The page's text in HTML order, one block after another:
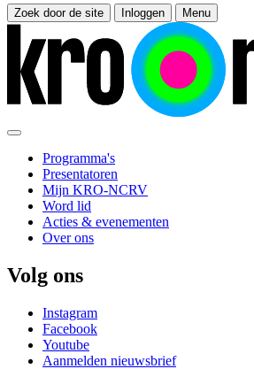
Zoek door de site Inloggen Menu
Programma's
Presentatoren
Mijn KRO-NCRV
Word lid
Acties & evenementen
Over ons
Volg ons
Instagram
Facebook
Youtube
Aanmelden nieuwsbrief